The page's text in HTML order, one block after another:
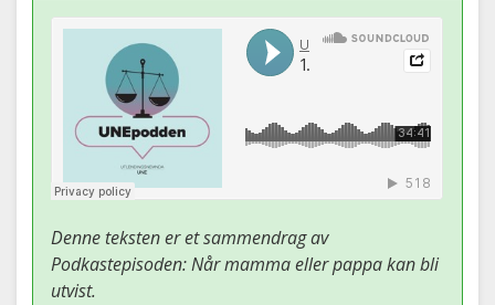
Denne teksten er et sammendrag av
Podkastepisoden: Når mamma eller pappa kan bli
utvist.